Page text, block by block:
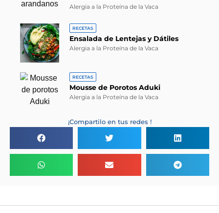
Alergia a la Proteína de la Vaca
RECETAS
Ensalada de Lentejas y Dátiles
Alergia a la Proteína de la Vaca
RECETAS
Mousse de Porotos Aduki
Alergia a la Proteína de la Vaca
¡Compartilo en tus redes !